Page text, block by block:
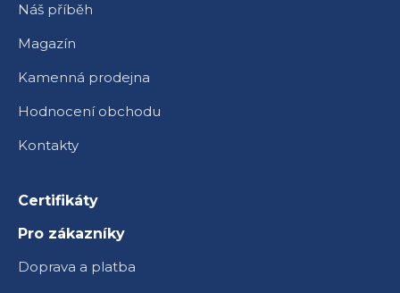
Náš příběh
Magazín
Kamenná prodejna
Hodnocení obchodu
Kontakty
Certifikáty
Pro zákazníky
Doprava a platba